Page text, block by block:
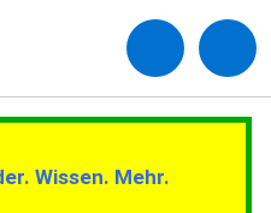
Wissen. Mehr.